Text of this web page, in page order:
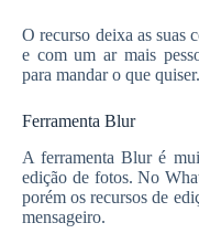
O recurso deixa as suas
e com um ar mais
para mandar o que quiser.
Ferramenta Blur
A ferramenta Blur é
edição de fotos. No
porém os recursos de
mensageiro.